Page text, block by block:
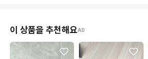
이 상품을 추천해요AD